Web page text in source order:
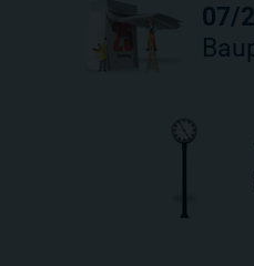
07/